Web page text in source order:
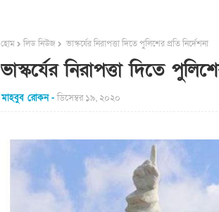
হোম লিড নিউজ ভাস্কর্যের নিরাপত্তা দিতে পুলিশের প্রতি নির্দেশনা
ভাস্কর্যের নিরাপত্তা দিতে
মাহবুব রোকন ডিসেম্বর ১৯, ২০২০